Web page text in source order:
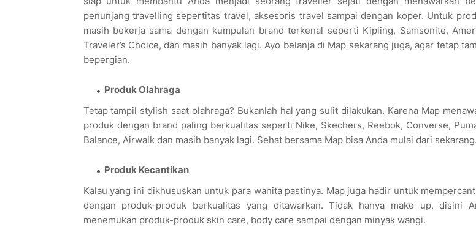
penunjang travelling sepertitas travel, aksesoris travel sampai dengan koper. Untuk
masih bekerja sama dengan kumpulan brand terkenal seperti Kipling, Samsonite,
Traveler’s Choice, dan masih banyak lagi. Ayo belanja di Map sekarang juga, agar tetap
bepergian.
Produk Olahraga
Tetap tampil stylish saat olahraga? Bukanlah hal yang sulit dilakukan. Karena Map
produk dengan brand paling berkualitas seperti Nike, Skechers, Reebok, Converse,
Balance, Airwalk dan masih banyak lagi. Sehat bersama Map bisa Anda mulai dari sekarang.
Produk Kecantikan
Kalau yang ini dikhususkan untuk para wanita pastinya. Map juga hadir untuk
dengan produk-produk berkualitas yang ditawarkan. Tidak hanya make up, disini
menemukan produk-produk skin care, body care sampai dengan minyak wangi.